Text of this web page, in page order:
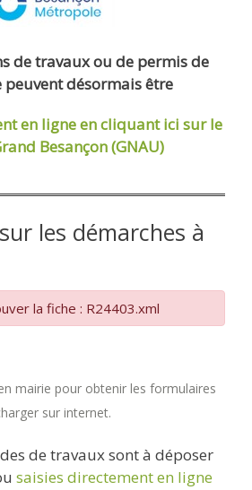
de travaux ou de permis de
désormais être
en ligneen cliquant ici sur le
Besançon (GNAU)
les démarches à
la fiche : R24403.xml
mairie pour obtenir les formulaires
sur internet.
de travaux sont à déposer
saisies directement en ligne